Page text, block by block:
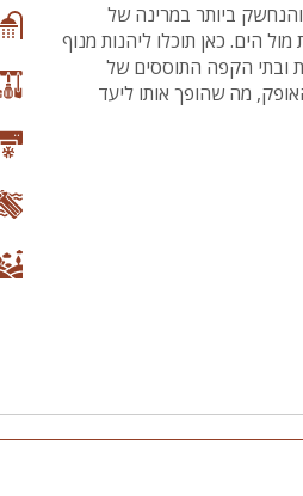
עמדת טעינה
לרכב חשמלי
והנחשק ביותר במרינה של
הים. כאן תוכלו ליהנות מנוף
ובתי הקפה התוססים של
מה שהופך אותו ליעד